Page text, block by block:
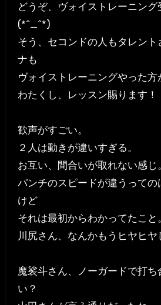
どうぞ、ヴォイストレーニング
(*^_^*)
そう、セコンドの人もタレン
ナも
ヴォイストレーニングやった方
わたくし、レッスン賜ります！
歓声がすごい。
２人は動きが違いすぎる。
お互い、間合いが取れない感じ。
パンチのスピードが違うっての
けど
それは最初からわかってたこと。
川尻さん、なんかもうヒヤヒヤ
魔裟斗さん、ノーガードで打
い？